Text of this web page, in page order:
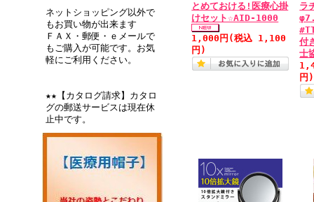
ネットショッピング以外で
もお買い物が出来ます
ＦＡＸ・郵便・ｅメールで
もご購入が可能です。お気
軽にご利用ください。
★★【カタログ請求】カタロ
グの郵送サービスは現在休
止中です。
とめておける!医療心掛
けセット☆AID-1000
1,000円 (税込 1,100
円)
ラ
付
士
円)